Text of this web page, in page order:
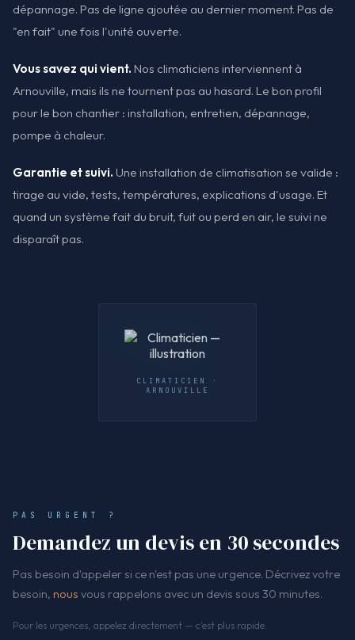
dépannage. Pas de ligne ajoutée au dernier moment. Pas de
"en fait" une fois l'unité ouverte.
Vous savez qui vient. Nos climaticiens interviennent à
Arnouville, mais ils ne tournent pas au hasard. Le bon profil
pour le bon chantier : installation, entretien, dépannage,
pompe à chaleur.
Garantie et suivi. Une installation de climatisation se valide :
tirage au vide, tests, températures, explications d'usage. Et
quand un système fait du bruit, fuit ou perd en air, le suivi ne
disparaît pas.
CLIMATICIEN ·
ARNOUVILLE
PAS URGENT ?
Demandez un devis en 30 secondes
Pas besoin d'appeler si ce n'est pas une urgence. Décrivez votre
besoin, nous vous rappelons avec un devis sous 30 minutes.
Pour les urgences, appelez directement — c'est plus rapide.